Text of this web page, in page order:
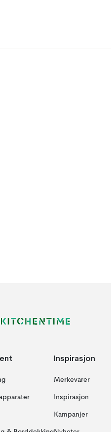
Inspirasjon
Merkevarer
Inspirasjon
Kampanjer